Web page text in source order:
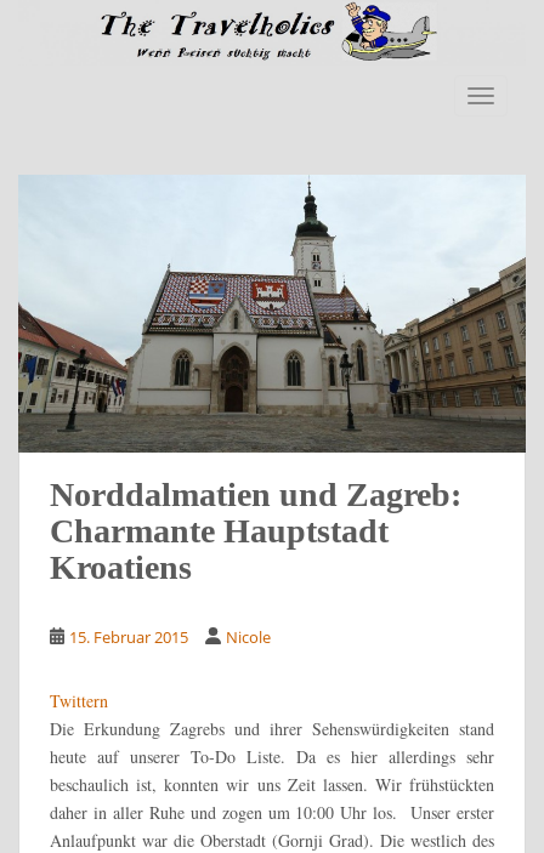
Skip to main content
Norddalmatien und Zagreb:
Charmante Hauptstadt
Kroatiens
15. Februar 2015 Nicole
Twittern
Die Erkundung Zagrebs und ihrer Sehenswürdigkeiten stand
heute auf unserer To-Do Liste. Da es hier allerdings sehr
beschaulich ist, konnten wir uns Zeit lassen. Wir frühstückten
daher in aller Ruhe und zogen um 10:00 Uhr los.Unser erster
Anlaufpunkt war die Oberstadt (Gornji Grad). Die westlich des